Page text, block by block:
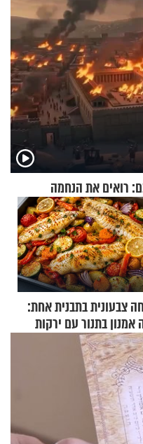
רואים את הנחמה
צבעונית בתבנית אחת:
אמנון בתנור עם ירקות